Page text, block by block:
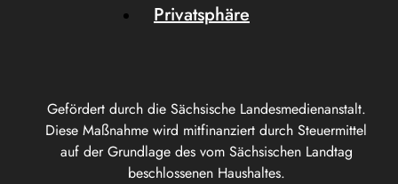
Gefördert durch die Sächsische Landesmedienanstalt.
Diese Maßnahme wird mitfinanziert durch Steuermittel
auf der Grundlage des vom Sächsischen Landtag
beschlossenen Haushaltes.
Privatsphäre